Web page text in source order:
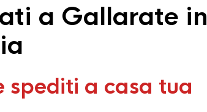
a Gallarate in
spediti a casa tua